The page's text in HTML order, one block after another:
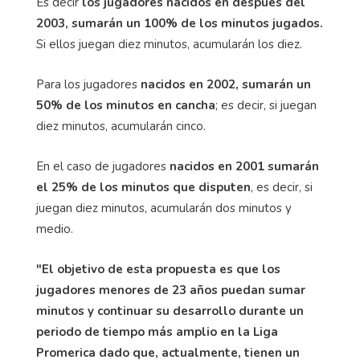
2003, sumarán un 100% de los minutos jugados.
Si ellos juegan diez minutos, acumularán los diez.
Para los jugadores nacidos en 2002, sumarán un
50% de los minutos en cancha; es decir, si juegan
diez minutos, acumularán cinco.
En el caso de jugadores nacidos en 2001 sumarán
el 25% de los minutos que disputen, es decir, si
juegan diez minutos, acumularán dos minutos y
medio.
"El objetivo de esta propuesta es que los
jugadores menores de 23 años puedan sumar
minutos y continuar su desarrollo durante un
periodo de tiempo más amplio en la Liga
Promerica dado que, actualmente, tienen un